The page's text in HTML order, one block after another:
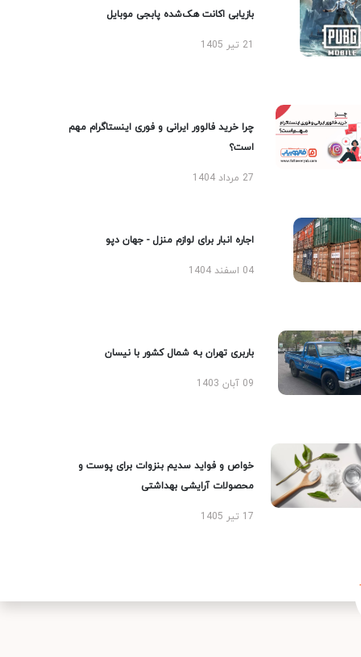
بازیابی اکانت هک‌شده پابجی موبایل
چرا خرید فالوور ایرانی و فوری اینستاگرام مهم
است؟
27 مرداد 1404
اجاره انبار برای لوازم منزل - جهان دپو
04 اسفند 1404
باربری تهران به شمال کشور با نیسان
09 آبان 1403
خواص و فواید سدیم بنزوات برای پوست و
محصولات آرایشی بهداشتی
17 تیر 1405